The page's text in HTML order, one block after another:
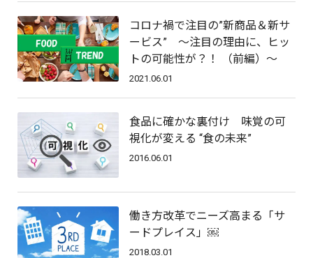
コロナ禍で注目の”新商品＆新サ
ービス” 〜注目の理由に、ヒッ
トの可能性が？！ （前編）〜
2021.06.01
食品に確かな裏付け 味覚の可
視化が変える “食の未来”
2016.06.01
働き方改革でニーズ高まる「サ
ードプレイス」￼
2018.03.01